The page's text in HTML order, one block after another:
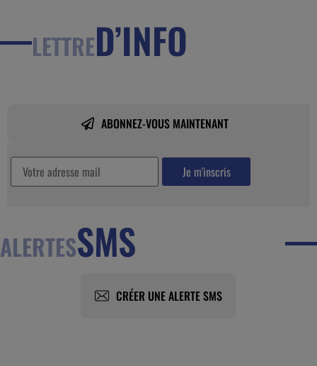
LETTRED’INFO
ABONNEZ-VOUS MAINTENANT
ALERTESSMS
CRÉER UNE ALERTE SMS